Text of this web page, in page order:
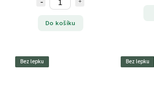
Do košíku
Bez lepku Bez lepku